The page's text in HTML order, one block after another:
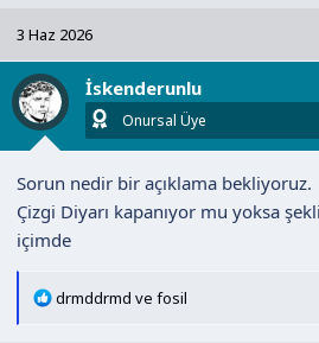
l
e
r
3 Haz 2026
İskenderunlu
Onursal Üye
Sorun nedir bir açıklama bekliyoruz.
Çizgi Diyarı kapanıyor mu yoksa
içimde
T
drmddrmd ve fosil